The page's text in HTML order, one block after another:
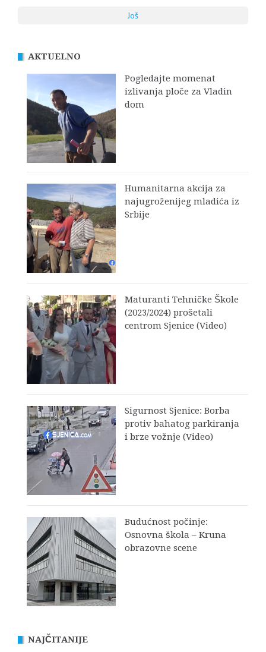
Još
AKTUELNO
Pogledajte momenat
izlivanja ploče za Vladin
dom
Humanitarna akcija za
najugroženijeg mladića iz
Srbije
Maturanti Tehničke Škole
(2023/2024) prošetali
centrom Sjenice (Video)
Sigurnost Sjenice: Borba
protiv bahatog parkiranja
i brze vožnje (Video)
Budućnost počinje:
Osnovna škola – Kruna
obrazovne scene
NAJČITANIJE